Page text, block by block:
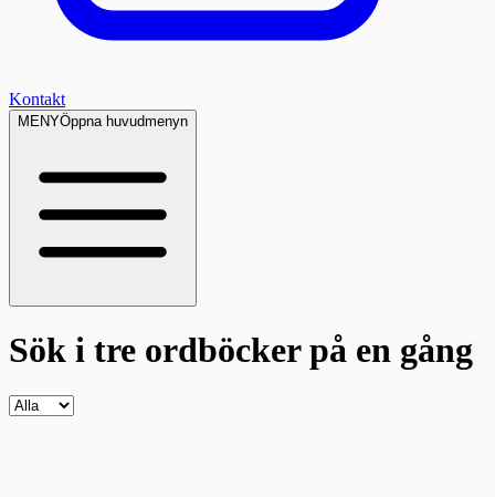
Kontakt
MENYÖppna huvudmenyn
Sök i tre ordböckerpå en gång